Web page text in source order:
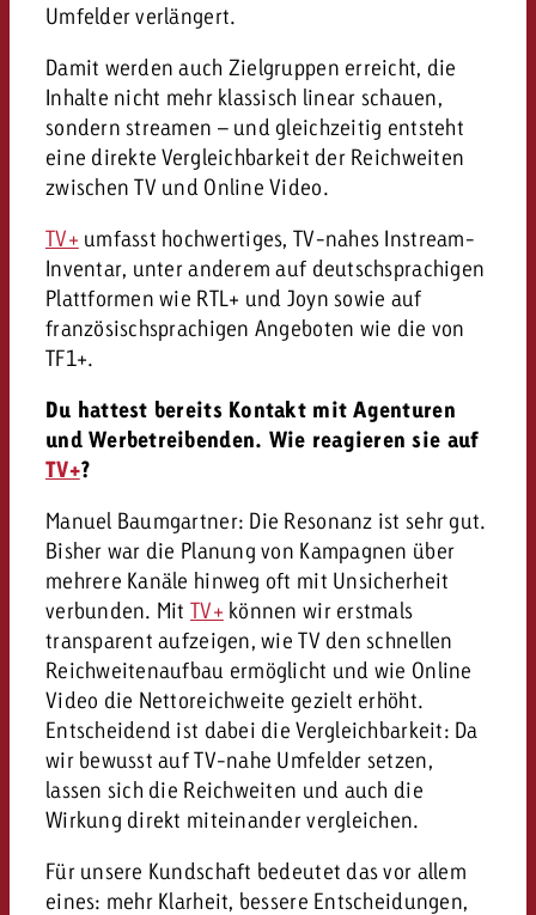
Umfelder verlängert.
Damit werden auch Zielgruppen erreicht, die
Inhalte nicht mehr klassisch linear schauen,
sondern streamen – und gleichzeitig entsteht
eine direkte Vergleichbarkeit der Reichweiten
zwischen TV und Online Video.
TV+ umfasst hochwertiges, TV-nahes Instream-
Inventar, unter anderem auf deutschsprachigen
Plattformen wie RTL+ und Joyn sowie auf
französischsprachigen Angeboten wie die von
TF1+.
Du hattest bereits Kontakt mit Agenturen
und Werbetreibenden. Wie reagieren sie auf
TV+?
Manuel Baumgartner: Die Resonanz ist sehr gut.
Bisher war die Planung von Kampagnen über
mehrere Kanäle hinweg oft mit Unsicherheit
verbunden. MitTV+ können wir erstmals
transparent aufzeigen, wie TV den schnellen
Reichweitenaufbau ermöglicht und wie Online
Video die Nettoreichweite gezielt erhöht.
Entscheidend ist dabei die Vergleichbarkeit: Da
wir bewusst auf TV-nahe Umfelder setzen,
lassen sich die Reichweiten und auch die
Wirkung direkt miteinander vergleichen.
Für unsere Kundschaft bedeutet das vor allem
eines: mehr Klarheit, bessere Entscheidungen,